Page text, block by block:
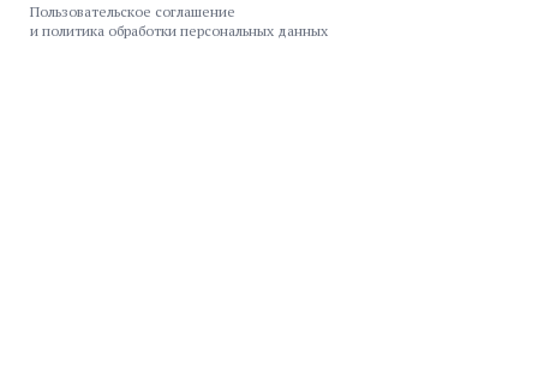
Пользовательское соглашение
и политика обработки персональных данных